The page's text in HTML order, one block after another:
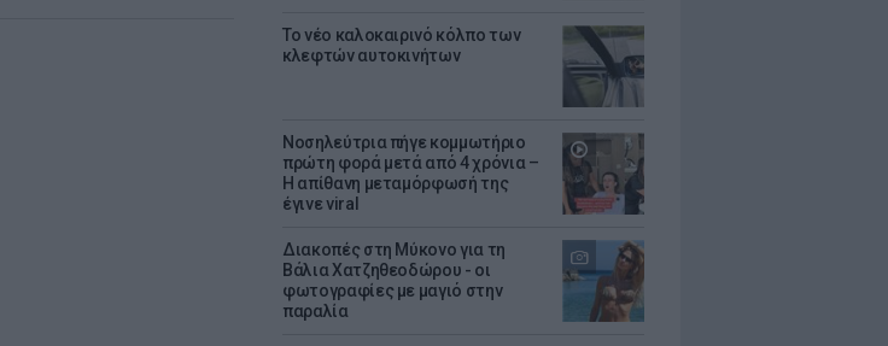
Το νέο καλοκαιρινό κόλπο των
κλεφτών αυτοκινήτων
Νοσηλεύτρια πήγε κομμωτήριο
πρώτη φορά μετά από 4 χρόνια –
Η απίθανη μεταμόρφωσή της
έγινε viral
Διακοπές στη Μύκονο για τη
Βάλια Χατζηθεοδώρου - οι
φωτογραφίες με μαγιό στην
παραλία